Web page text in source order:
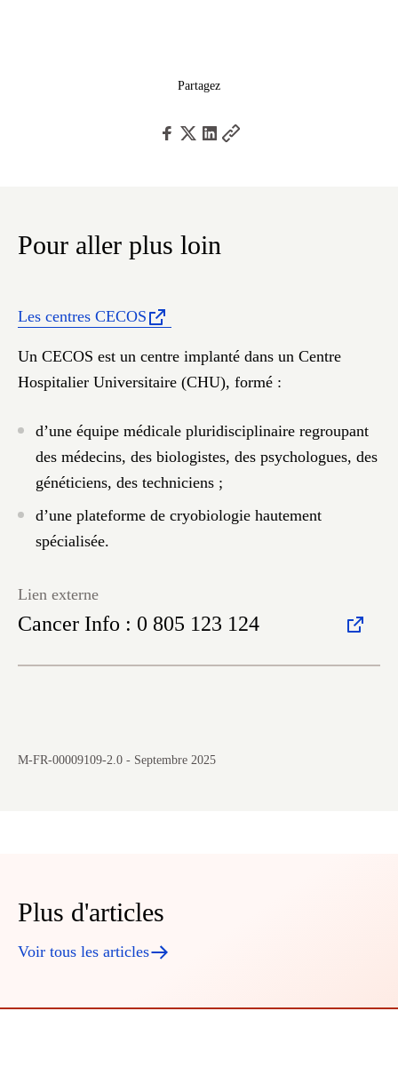
Partagez
Pour aller plus loin
Les centres CECOS
Un CECOS est un centre implanté dans un Centre
Hospitalier Universitaire (CHU), formé :
d’une équipe médicale pluridisciplinaire regroupant
des médecins, des biologistes, des psychologues, des
généticiens, des techniciens ;
d’une plateforme de cryobiologie hautement
spécialisée.
Cancer Info : 0 805 123 124
Lien externe
M-FR-00009109-2.0 - Septembre 2025
Plus d'articles
Voir tous les articles